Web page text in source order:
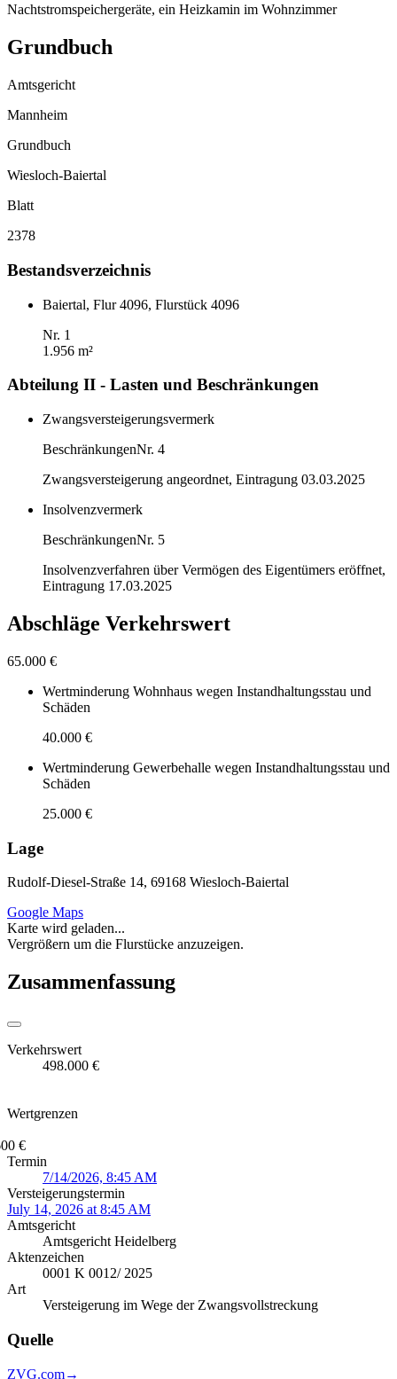
Nachtstromspeichergeräte, ein Heizkamin im Wohnzimmer
Grundbuch
Amtsgericht
Mannheim
Grundbuch
Wiesloch-Baiertal
Blatt
2378
Bestandsverzeichnis
Baiertal, Flur 4096, Flurstück 4096
Nr. 1
1.956 m²
Abteilung II - Lasten und Beschränkungen
Zwangsversteigerungsvermerk
BeschränkungenNr. 4
Zwangsversteigerung angeordnet, Eintragung 03.03.2025
Insolvenzvermerk
BeschränkungenNr. 5
Insolvenzverfahren über Vermögen des Eigentümers eröffnet,
Eintragung 17.03.2025
Abschläge Verkehrswert
65.000 €
Wertminderung Wohnhaus wegen Instandhaltungsstau und
Schäden
40.000 €
Wertminderung Gewerbehalle wegen Instandhaltungsstau und
Schäden
25.000 €
Lage
Rudolf-Diesel-Straße 14, 69168 Wiesloch-Baiertal
Google Maps
Karte wird geladen...
Vergrößern um die Flurstücke anzuzeigen.
Zusammenfassung
Verkehrswert
498.000 €
Wertgrenzen
€
Termin
7/14/2026, 8:45 AM
Versteigerungstermin
July 14, 2026 at 8:45 AM
Amtsgericht
Amtsgericht Heidelberg
Aktenzeichen
0001 K 0012/ 2025
Art
Versteigerung im Wege der Zwangsvollstreckung
Quelle
ZVG.com→